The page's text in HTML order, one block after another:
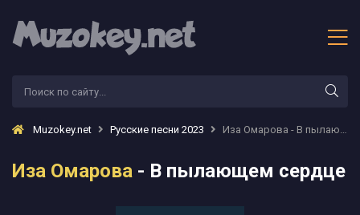
Muzokey.net Русские песни 2023 Иза Омарова - В пылающем сердце
Иза Омарова - В пылающем сердце